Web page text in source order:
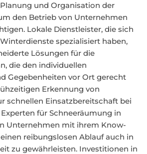
und Organisation der
den Betrieb von Unternehmen
Lokale Dienstleister, die sich
spezialisiert haben,
Lösungen für die
die den individuellen
Gegebenheiten vor Ort gerecht
Erkennung von
schnellen Einsatzbereitschaft bei
für Schneeräumung in
Unternehmen mit ihrem Know-
reibungslosen Ablauf auch in
zu gewährleisten. Investitionen in